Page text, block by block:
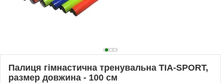
Палиця гімнастична тренувальна TIA-SPORT,
размер довжина - 100 см